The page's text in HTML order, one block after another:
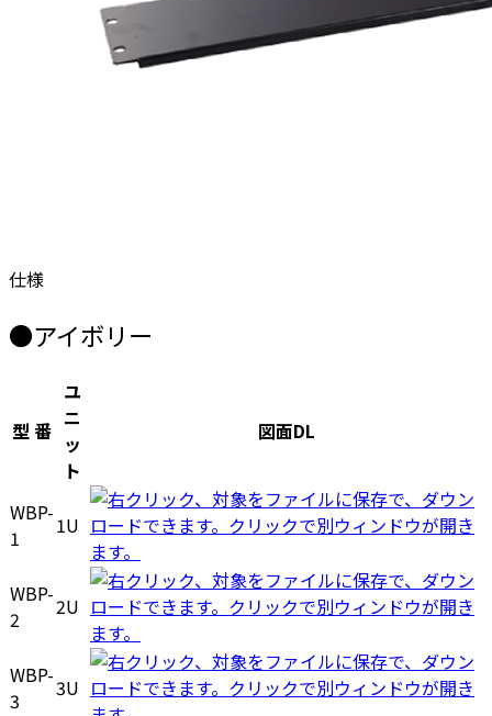
仕様
●アイボリー
型 番
ユ
ニ
ッ
ト
図面DL
WBP-
1
1U
WBP-
2
2U
WBP-
3
3U